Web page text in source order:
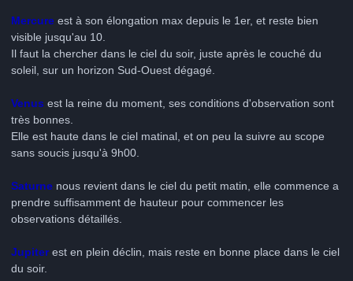
Mercure est à son élongation max depuis le 1er, et reste bien
visible jusqu'au 10.
Il faut la chercher dans le ciel du soir, juste après le couché du
soleil, sur un horizon Sud-Ouest dégagé.
Venus est la reine du moment, ses conditions d'observation sont
très bonnes.
Elle est haute dans le ciel matinal, et on peu la suivre au scope
sans soucis jusqu'à 9h00.
Saturne nous revient dans le ciel du petit matin, elle commence a
prendre suffisamment de hauteur pour commencer les
observations détaillés.
Jupiterest en plein déclin, mais reste en bonne place dans le ciel
du soir.